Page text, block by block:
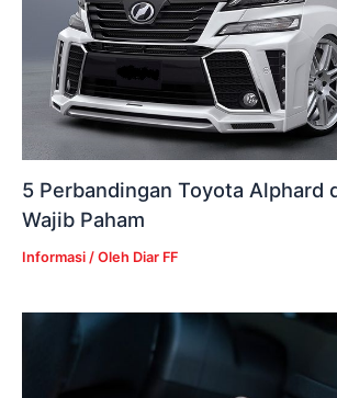
5 Perbandingan Toyota Alphard
Wajib Paham
Informasi / Oleh Diar FF